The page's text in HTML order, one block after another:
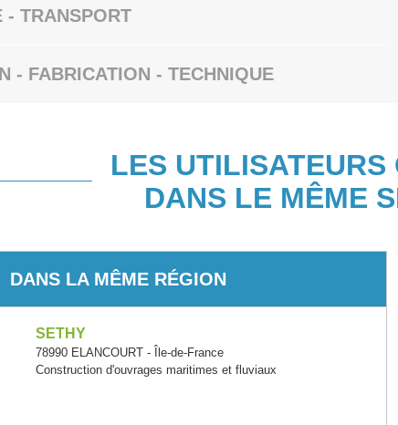
- TRANSPORT
- FABRICATION - TECHNIQUE
LES UTILISATEURS
DANS LE MÊME
DANS LA MÊME RÉGION
SETHY
78990 ELANCOURT - Île-de-France
Construction d'ouvrages maritimes et fluviaux